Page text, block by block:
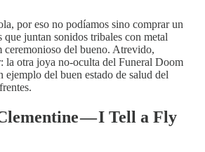
por eso no podíamos sino comprar un
que juntan sonidos tribales con metal
del bueno. Atrevido,
la otra joya no-oculta del Funeral Doom
ejemplo del buen estado de salud del
— I Tell a Fly